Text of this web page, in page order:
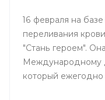
16 февраля на
переливания
"Стань героем".
Международному
который ежегодно